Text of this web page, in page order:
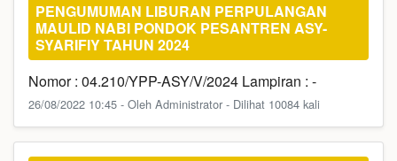
PENGUMUMAN LIBURAN PERPULANGAN
MAULID NABI PONDOK PESANTREN ASY-
SYARIFIY TAHUN 2024
Nomor : 04.210/YPP-ASY/V/2024 Lampiran : -
26/08/2022 10:45 - Oleh Administrator - Dilihat 10084 kali